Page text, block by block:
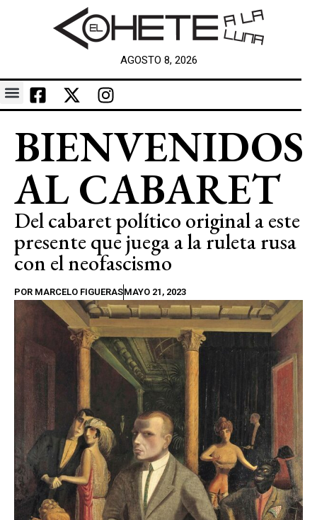
AGOSTO 8, 2026
BIENVENIDOS
AL CABARET
Del cabaret político original a este
presente que juega a la ruleta rusa
con el neofascismo
POR MARCELO FIGUERASMAYO 21, 2023